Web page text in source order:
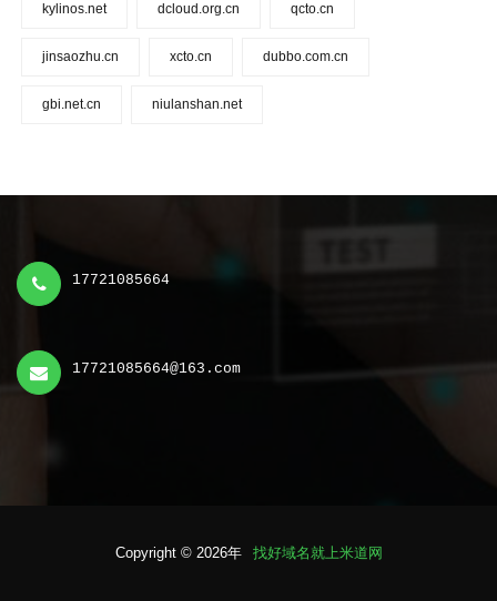
kylinos.net dcloud.org.cn qcto.cn
jinsaozhu.cn xcto.cn dubbo.com.cn
gbi.net.cn niulanshan.net
17721085664
17721085664@163.com
Copyright © 2026年 找好域名就上米道网